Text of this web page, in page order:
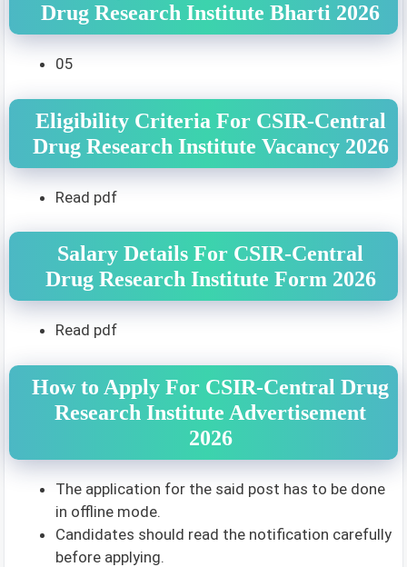
Drug Research Institute Bharti 2026
05
Eligibility Criteria For CSIR-Central
Drug Research Institute Vacancy 2026
Read pdf
Salary Details For CSIR-Central
Drug Research Institute Form 2026
Read pdf
How to Apply For CSIR-Central Drug
Research Institute Advertisement
2026
The application for the said post has to be done
in offline mode.
Candidates should read the notification carefully
before applying.